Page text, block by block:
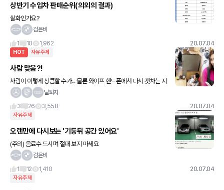
상반기 수입차 판매순위(의외의 결과)
실화인가요?
검은비
1
10 1,962 20.07.04
HOT 자유주제
사람 맞음?!
사람이 이렇게 상큼할 수가... 물론 와이프 핸드폰에서 다시 겟차는 지
웠습니다 ㅋㅋ 안심하셔도 됩니다 ㅎ.ㅎ
탈퇴자
3
26 3,558 20.07.04
자유주제
오랜만에 다시보는 '기둥뒤 공간 있어요'
(주의) 음료수 드시며 절대 보지 마세요
검은비
1
12 1,410 20.07.04
자유주제